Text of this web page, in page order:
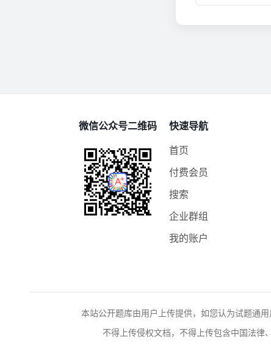
微信公众号二维码
快速导航
首页
付费会员
搜索
企业群组
我的账户
本站公开题库由用户上传提供，如您认为试题通
不得上传侵权文档，不得上传包含中国法律